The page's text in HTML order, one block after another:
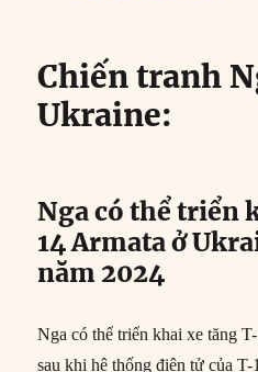
Chiến tranh
Ukraine:
Nga có thể triển
14 Armata ở
năm 2024
Nga có thể triển khai xe tăng
sau khi hệ thống điện tử của